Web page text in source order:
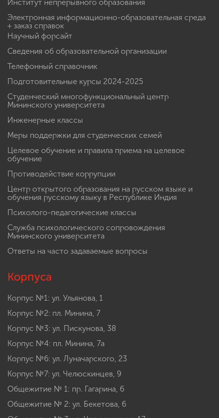
Институт непрерывного образования
Электронная информационно-образовательная среда
+ заказ справок
Научный форсайт
Сведения об образовательной организации
Телефонный справочник
Подготовительные курсы 2024-2025
Студенческий многофункциональный центр
Мининского университета
Инженерные классы
Меры поддержки для студенческих семей
Целевое обучение и правила приема на целевое
обучение
Противодействие коррупции
Центр открытого образования на русском языке и
обучения русскому языку в Республике Индия
Психолого-педагогические классы
Служба психологического сопровождения
Мининского университета
Ответы на часто задаваемые вопросы
Корпуса
Корпус №1: ул. Ульянова, 1
Корпус №2: пл. Минина, 7
Корпус №3: ул. Пискунова, 38
Корпус №4: пл. Минина, 7а
Корпус №6: ул. Луначарского, 23
Корпус №7: ул. Челюскинцев, 9
Общежитие № 1: пр. Гагарина, 6
Общежитие № 2: ул. Бекетова, 6